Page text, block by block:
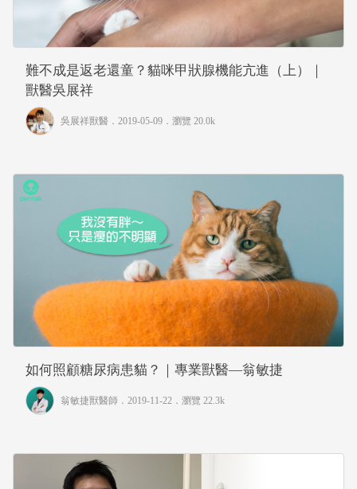
難不成是返老還童？貓咪甲狀腺機能亢進（上）｜
獸醫吳展祥
吳展祥獸醫 ．2019-05-09． 瀏覽 20.0k
如何照顧糖尿病患貓？｜專業獸醫—翁敏捷
翁敏捷獸醫師 ．2019-11-22． 瀏覽 22.3k